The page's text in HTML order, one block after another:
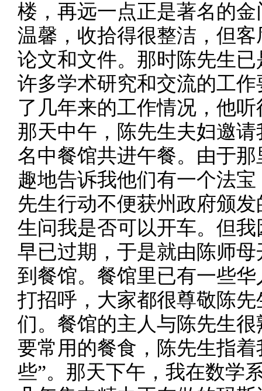
楼，再远一点正是著名的
温馨，收拾得很整洁，但
论文和文件。那时陈先生
许多学术研究和交流的工
了几年来的工作情况，他
那天中午，陈先生夫妇邀
名中餐馆共进午餐。由于
趣地告诉我他们有一个法
先生行动不便获州政府颁
生问我是否可以开车。但
早已过期，于是就由陈师
到餐馆。餐馆里已有一些
打招呼，大家都很尊敬陈
们。餐馆的主人与陈先生
要常用的餐食，陈先生指
些”。那天下午，我在数学